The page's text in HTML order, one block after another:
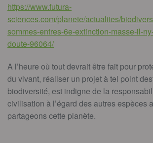
https://www.futura-
sciences.com/planete/actualites/
sommes-entres-6e-extinction-masse-il-
doute-96064/
A l’heure où tout devrait être fait pour
du vivant, réaliser un projet à tel point
biodiversité, est indigne de la
civilisation à l’égard des autres espèces
partageons cette planète.